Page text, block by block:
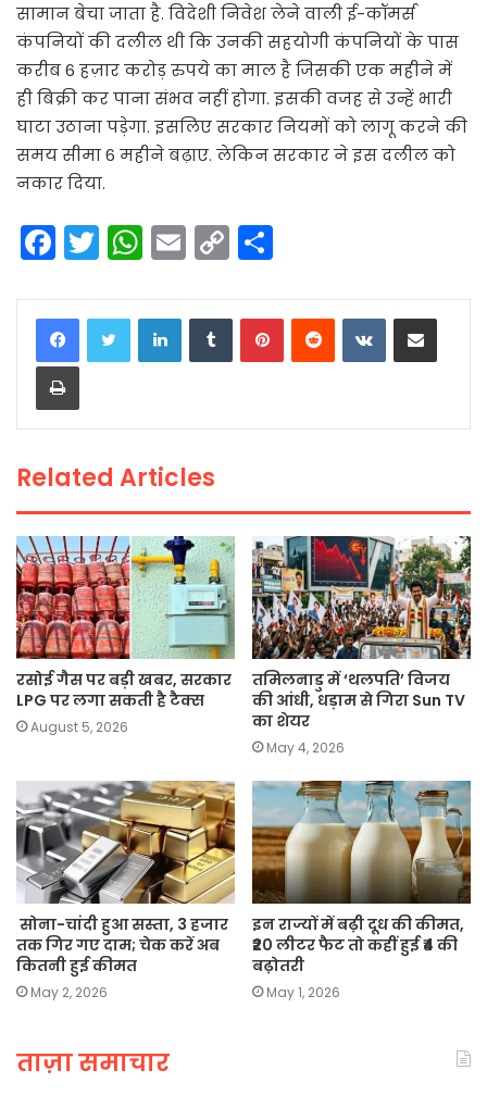
सामान बेचा जाता है. विदेशी निवेश लेने वाली ई-कॉमर्स
कंपनियों की दलील थी कि उनकी सहयोगी कंपनियों के पास
करीब 6 हज़ार करोड़ रुपये का माल है जिसकी एक महीने में
ही बिक्री कर पाना संभव नहीं होगा. इसकी वजह से उन्हें भारी
घाटा उठाना पड़ेगा. इसलिए सरकार नियमों को लागू करने की
समय सीमा 6 महीने बढ़ाए. लेकिन सरकार ने इस दलील को
नकार दिया.
F
a
c
e
b
o
k
T
w
itt
er
W
h
a
ts
p
E
m
ai
C
o
p
n
ar
LinkedInTumblrPinterestReddit VKontakteShare via Email
Print
Related Articles
रसोई गैस पर बड़ी खबर, सरकार
LPG पर लगा सकती है टैक्स
August 5, 2026
तमिलनाडु में ‘थलपति’ विजय
की आंधी, धड़ाम से गिरा Sun TV
का शेयर
May 4, 2026
सोना-चांदी हुआ सस्ता, 3 हजार
तक गिर गए दाम; चेक करें अब
कितनी हुई कीमत
May 2, 2026
इन राज्यों में बढ़ी दूध की कीमत,
₹20 लीटर फैट तो कहीं हुई ₹4 की
बढ़ोतरी
May 1, 2026
ताज़ा समाचार